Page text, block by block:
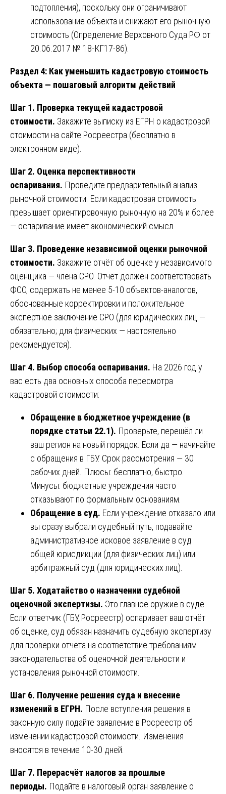
подтопления), поскольку они ограничивают
использование объекта и снижают его рыночную
стоимость (Определение Верховного Суда РФ от
20.06.2017 № 18-КГ17-86).
Раздел 4: Как уменьшить кадастровую стоимость
объекта — пошаговый алгоритм действий
Шаг 1. Проверка текущей кадастровой
стоимости. Закажите выписку из ЕГРН о кадастровой
стоимости на сайте Росреестра (бесплатно в
электронном виде).
Шаг 2. Оценка перспективности
оспаривания. Проведите предварительный анализ
рыночной стоимости. Если кадастровая стоимость
превышает ориентировочную рыночную на 20% и более
— оспаривание имеет экономический смысл.
Шаг 3. Проведение независимой оценки рыночной
стоимости. Закажите отчёт об оценке у независимого
оценщика — члена СРО. Отчёт должен соответствовать
ФСО, содержать не менее 5-10 объектов-аналогов,
обоснованные корректировки и положительное
экспертное заключение СРО (для юридических лиц —
обязательно; для физических — настоятельно
рекомендуется).
Шаг 4. Выбор способа оспаривания. На 2026 год у
вас есть два основных способа пересмотра
кадастровой стоимости:
Обращение в бюджетное учреждение (в
порядке статьи 22.1). Проверьте, перешёл ли
ваш регион на новый порядок. Если да — начинайте
с обращения в ГБУ. Срок рассмотрения — 30
рабочих дней. Плюсы: бесплатно, быстро.
Минусы: бюджетные учреждения часто
отказывают по формальным основаниям.
Обращение в суд. Если учреждение отказало или
вы сразу выбрали судебный путь, подавайте
административное исковое заявление в суд
общей юрисдикции (для физических лиц) или
арбитражный суд (для юридических лиц).
Шаг 5. Ходатайство о назначении судебной
оценочной экспертизы. Это главное оружие в суде.
Если ответчик (ГБУ, Росреестр) оспаривает ваш отчёт
об оценке, суд обязан назначить судебную экспертизу
для проверки отчёта на соответствие требованиям
законодательства об оценочной деятельности и
установления рыночной стоимости.
Шаг 6. Получение решения суда и внесение
изменений в ЕГРН. После вступления решения в
законную силу подайте заявление в Росреестр об
изменении кадастровой стоимости. Изменения
вносятся в течение 10-30 дней.
Шаг 7. Перерасчёт налогов за прошлые
периоды. Подайте в налоговый орган заявление о